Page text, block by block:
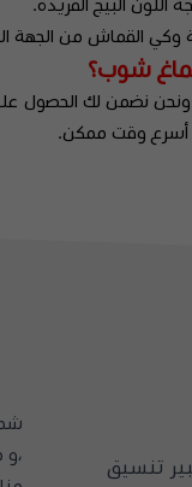
البيج الفريدة.
القماش من الجهة
شوب؟
نضمن لك الحصول
أسرع وقت ممكن.
تنسيق
،و